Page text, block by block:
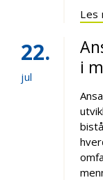
Les
22
jul
i